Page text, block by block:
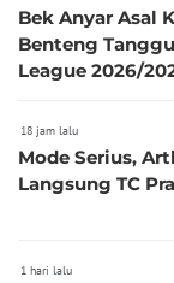
Bek Anyar Asal
Benteng
League 2026/
18 jam lalu
Mode Serius,
Langsung TC
1 hari lalu